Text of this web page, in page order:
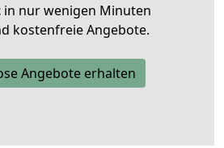
in nur wenigen Minuten
kostenfreie Angebote.
Angebote erhalten